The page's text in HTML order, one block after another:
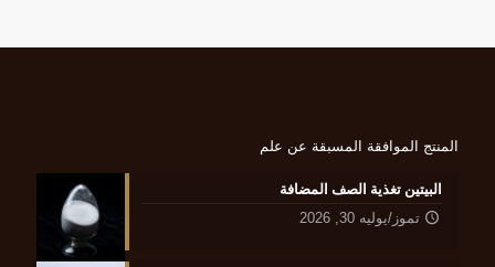
المنتج الموافقة المسبقة عن علم
البيتين تغذية الصف المضافة
تموز/يوليه 30, 2026